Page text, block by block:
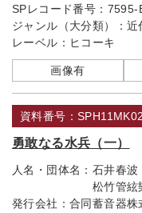
SPレコード番号： 7595-
ジャンル（大分類）： 近
レーベル： ヒコーキ
画像有
資料番号：
勇敢なる水兵（一）
人名・団体名： 石井春
松竹管
発行会社： 合同蓄音器株